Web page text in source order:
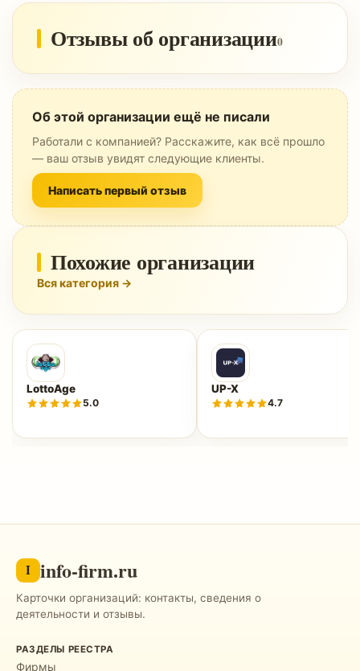
Отзывы об организации0
Об этой организации ещё не писали
Работали с компанией? Расскажите, как всё прошло
— ваш отзыв увидят следующие клиенты.
Написать первый отзыв
Похожие организации
Вся категория →
LottoAge
5.0
UP-X
4.7
I info-firm.ru
Карточки организаций: контакты, сведения о
деятельности и отзывы.
РАЗДЕЛЫ РЕЕСТРА
Фирмы